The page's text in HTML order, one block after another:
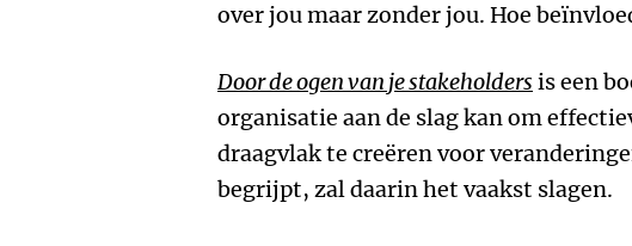
over jou maar zonder jou. Hoe
Door de ogen van je stakeholders is een
organisatie aan de slag kan om
draagvlak te creëren voor
begrijpt, zal daarin het vaakst slagen.